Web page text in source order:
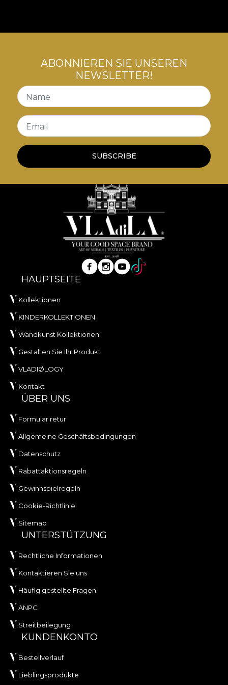
ABONNIEREN SIE UNSEREN
NEWSLETTER!
Name
Email
SUBSCRIBE
HAUPTSEITE
Kollektionen
KINDERKOLLEKTIONEN
Wandkunst Kollektionen
Gestalten Sie Ihr Produkt
VLADIØLOGY
Kontakt
ÜBER UNS
Formular retur
Allgemeine Geschäftsbedingungen
Datenschutz
Rabattaktionsregeln
Gewinnspielregeln
Cookie-Richtlinie
Sitemap
UNTERSTÜTZUNG
Rechtliche Informationen
Kontaktieren Sie uns
Häufig gestellte Fragen
ANPC
Streitbeilegung
KUNDENKONTO
Bestellverlauf
Lieblingsprodukte